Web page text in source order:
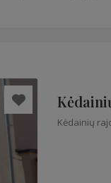
Kėdainių